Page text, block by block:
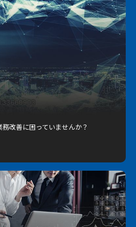
改善に困っていませんか？